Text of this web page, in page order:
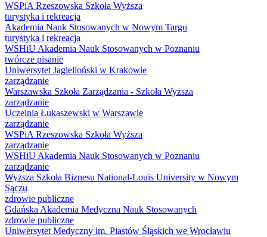
WSPiA Rzeszowska Szkoła Wyższa
turystyka i rekreacja
Akademia Nauk Stosowanych w Nowym Targu
turystyka i rekreacja
WSHiU Akademia Nauk Stosowanych w Poznaniu
twórcze pisanie
Uniwersytet Jagielloński w Krakowie
zarządzanie
Warszawska Szkoła Zarządzania - Szkoła Wyższa
zarządzanie
Uczelnia Łukaszewski w Warszawie
zarządzanie
WSPiA Rzeszowska Szkoła Wyższa
zarządzanie
WSHiU Akademia Nauk Stosowanych w Poznaniu
zarządzanie
Wyższa Szkoła Biznesu National-Louis University w Nowym
Sączu
zdrowie publiczne
Gdańska Akademia Medyczna Nauk Stosowanych
zdrowie publiczne
Uniwersytet Medyczny im. Piastów Śląskich we Wrocławiu